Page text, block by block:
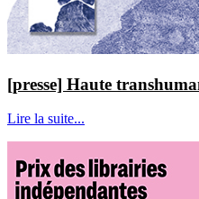
[presse] Haute
Lire la suite...